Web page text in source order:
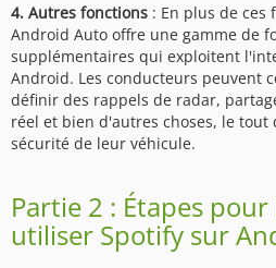
4. Autres fonctions : En plus de ces
Android Auto offre une gamme de
supplémentaires qui exploitent
Android. Les conducteurs peuvent
définir des rappels de radar,
réel et bien d'autres choses, le tout
sécurité de leur véhicule.
Partie 2 : Étapes
utiliser Spotify sur